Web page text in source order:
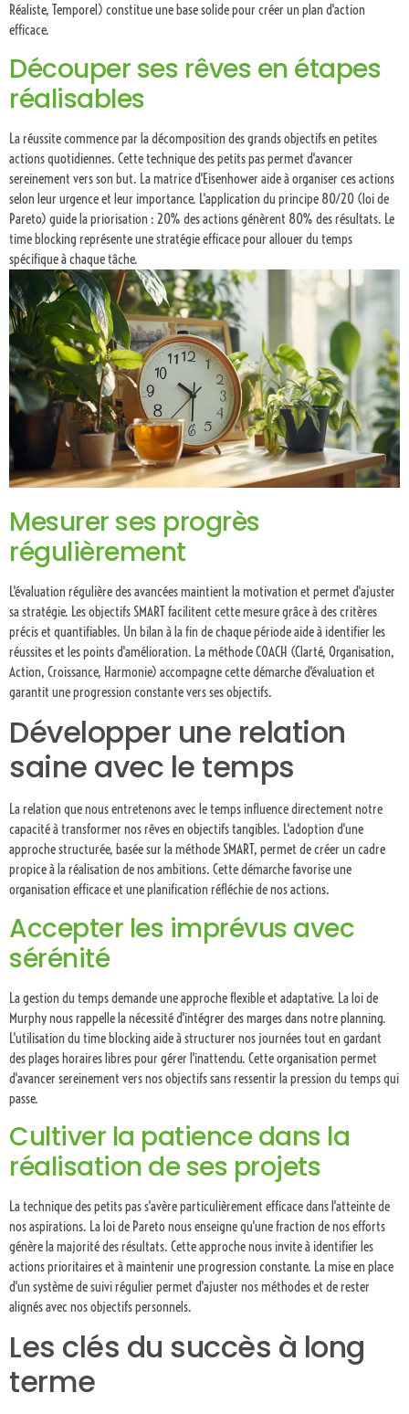
Réaliste, Temporel) constitue une base solide pour créer un plan d'action
efficace.
Découper ses rêves en étapes
réalisables
La réussite commence par la décomposition des grands objectifs en petites
actions quotidiennes. Cette technique des petits pas permet d'avancer
sereinement vers son but. La matrice d'Eisenhower aide à organiser ces actions
selon leur urgence et leur importance. L'application du principe 80/20 (loi de
Pareto) guide la priorisation : 20% des actions génèrent 80% des résultats. Le
time blocking représente une stratégie efficace pour allouer du temps
spécifique à chaque tâche.
Mesurer ses progrès
régulièrement
L'évaluation régulière des avancées maintient la motivation et permet d'ajuster
sa stratégie. Les objectifs SMART facilitent cette mesure grâce à des critères
précis et quantifiables. Un bilan à la fin de chaque période aide à identifier les
réussites et les points d'amélioration. La méthode COACH (Clarté, Organisation,
Action, Croissance, Harmonie) accompagne cette démarche d'évaluation et
garantit une progression constante vers ses objectifs.
Développer une relation
saine avec le temps
La relation que nous entretenons avec le temps influence directement notre
capacité à transformer nos rêves en objectifs tangibles. L'adoption d'une
approche structurée, basée sur la méthode SMART, permet de créer un cadre
propice à la réalisation de nos ambitions. Cette démarche favorise une
organisation efficace et une planification réfléchie de nos actions.
Accepter les imprévus avec
sérénité
La gestion du temps demande une approche flexible et adaptative. La loi de
Murphy nous rappelle la nécessité d'intégrer des marges dans notre planning.
L'utilisation du time blocking aide à structurer nos journées tout en gardant
des plages horaires libres pour gérer l'inattendu. Cette organisation permet
d'avancer sereinement vers nos objectifs sans ressentir la pression du temps qui
passe.
Cultiver la patience dans la
réalisation de ses projets
La technique des petits pas s'avère particulièrement efficace dans l'atteinte de
nos aspirations. La loi de Pareto nous enseigne qu'une fraction de nos efforts
génère la majorité des résultats. Cette approche nous invite à identifier les
actions prioritaires et à maintenir une progression constante. La mise en place
d'un système de suivi régulier permet d'ajuster nos méthodes et de rester
alignés avec nos objectifs personnels.
Les clés du succès à long
terme